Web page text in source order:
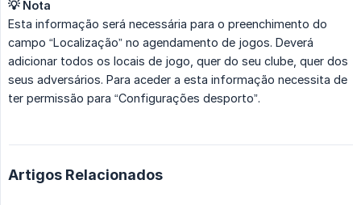
💡 Nota
Esta informação será necessária para o preenchimento do
campo “Localização” no agendamento de jogos. Deverá
adicionar todos os locais de jogo, quer do seu clube, quer dos
seus adversários. Para aceder a esta informação necessita de
ter permissão para “Configurações desporto”.
Artigos Relacionados